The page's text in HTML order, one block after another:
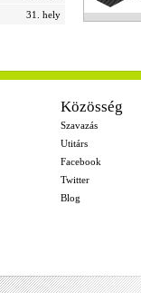
31. hely
Közösség
Szavazás
Utitárs
Facebook
Twitter
Blog